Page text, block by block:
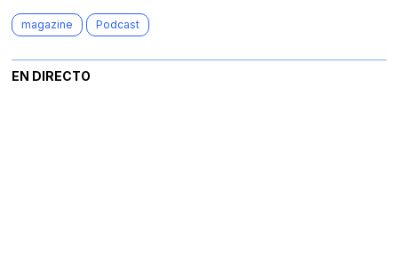
magazine Podcast
EN DIRECTO